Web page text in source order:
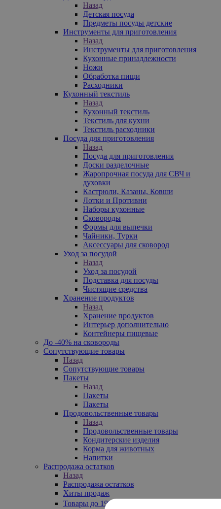
Назад
Детская посуда
Предметы посуды детские
Инструменты для приготовления
Назад
Инструменты для приготовления
Кухонные принадлежности
Ножи
Обработка пищи
Расходники
Кухонный текстиль
Назад
Кухонный текстиль
Текстиль для кухни
Текстиль расходники
Посуда для приготовления
Назад
Посуда для приготовления
Доски разделочные
Жаропрочная посуда для СВЧ и
духовки
Кастрюли, Казаны, Ковши
Лотки и Противни
Наборы кухонные
Сковороды
Формы для выпечки
Чайники, Турки
Аксессуары для сковород
Уход за посудой
Назад
Уход за посудой
Подставка для посуды
Чистящие средства
Хранение продуктов
Назад
Хранение продуктов
Интерьер дополнительно
Контейнеры пищевые
До -40% на сковороды
Сопутствующие товары
Назад
Сопутствующие товары
Пакеты
Назад
Пакеты
Пакеты
Продовольственные товары
Назад
Продовольственные товары
Кондитерские изделия
Корма для животных
Напитки
Распродажа остатков
Назад
Распродажа остатков
Хиты продаж
Товары до 199₽